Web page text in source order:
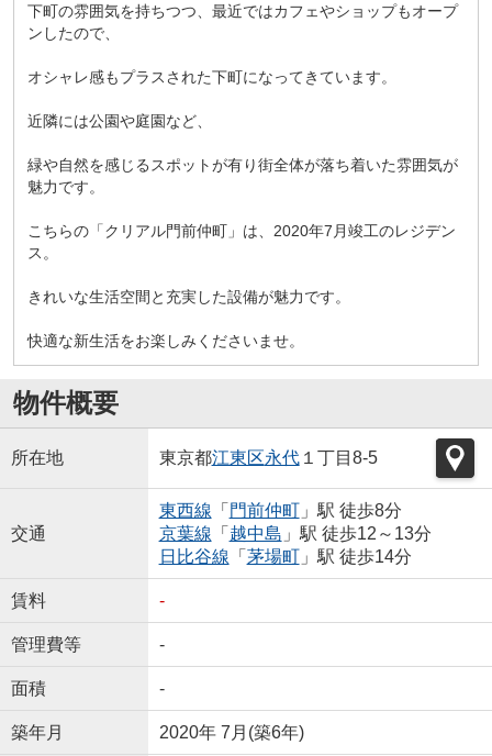
下町の雰囲気を持ちつつ、最近ではカフェやショップもオープ
ンしたので、
オシャレ感もプラスされた下町になってきています。
近隣には公園や庭園など、
緑や自然を感じるスポットが有り街全体が落ち着いた雰囲気が
魅力です。
こちらの「クリアル門前仲町」は、2020年7月竣工のレジデン
ス。
きれいな生活空間と充実した設備が魅力です。
快適な新生活をお楽しみくださいませ。
物件概要
所在地 東京都江東区永代１丁目8-5
交通
東西線 「 門前仲町」駅 徒歩8分
京葉線 「 越中島 」駅 徒歩12～13分
日比谷線 「 茅場町」駅 徒歩14分
賃料 -
管理費等 -
面積 -
築年月 2020年 7月(築6年)